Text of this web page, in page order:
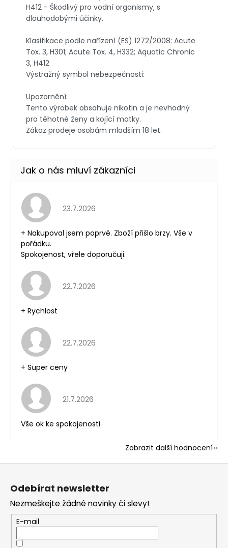
Hodnocení obchodu je 5 z 5 hvězdiček.
23.7.2026
+ Nakupoval jsem poprvé. Zboží přišlo brzy. Vše v
pořádku.
Spokojenost, vřele doporučuji.
Hodnocení obchodu je 5 z 5 hvězdiček.
22.7.2026
+ Rychlost
Hodnocení obchodu je 5 z 5 hvězdiček.
22.7.2026
+ Super ceny
Hodnocení obchodu je 5 z 5 hvězdiček.
21.7.2026
Vše ok ke spokojenosti
Zobrazit další hodnocení
Z
Odebírat newsletter
Nezmeškejte žádné novinky či slevy!
E-mail